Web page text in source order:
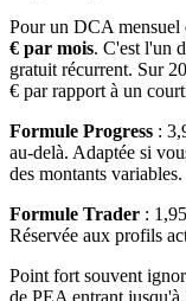
Pour un DCA mensuel
€ par mois. C'est l'un
gratuit récurrent. Sur
€ par rapport à un
Formule Progress :
au-delà. Adaptée si
des montants variables.
Formule Trader :
Réservée aux profils
Point fort souvent
de PEA entrant jusqu'à